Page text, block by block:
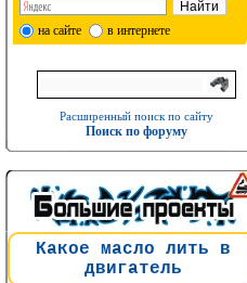
на сайте в интернете
Расширенный поиск по сайту
Поиск по форуму
Какое масло лить в
двигатель